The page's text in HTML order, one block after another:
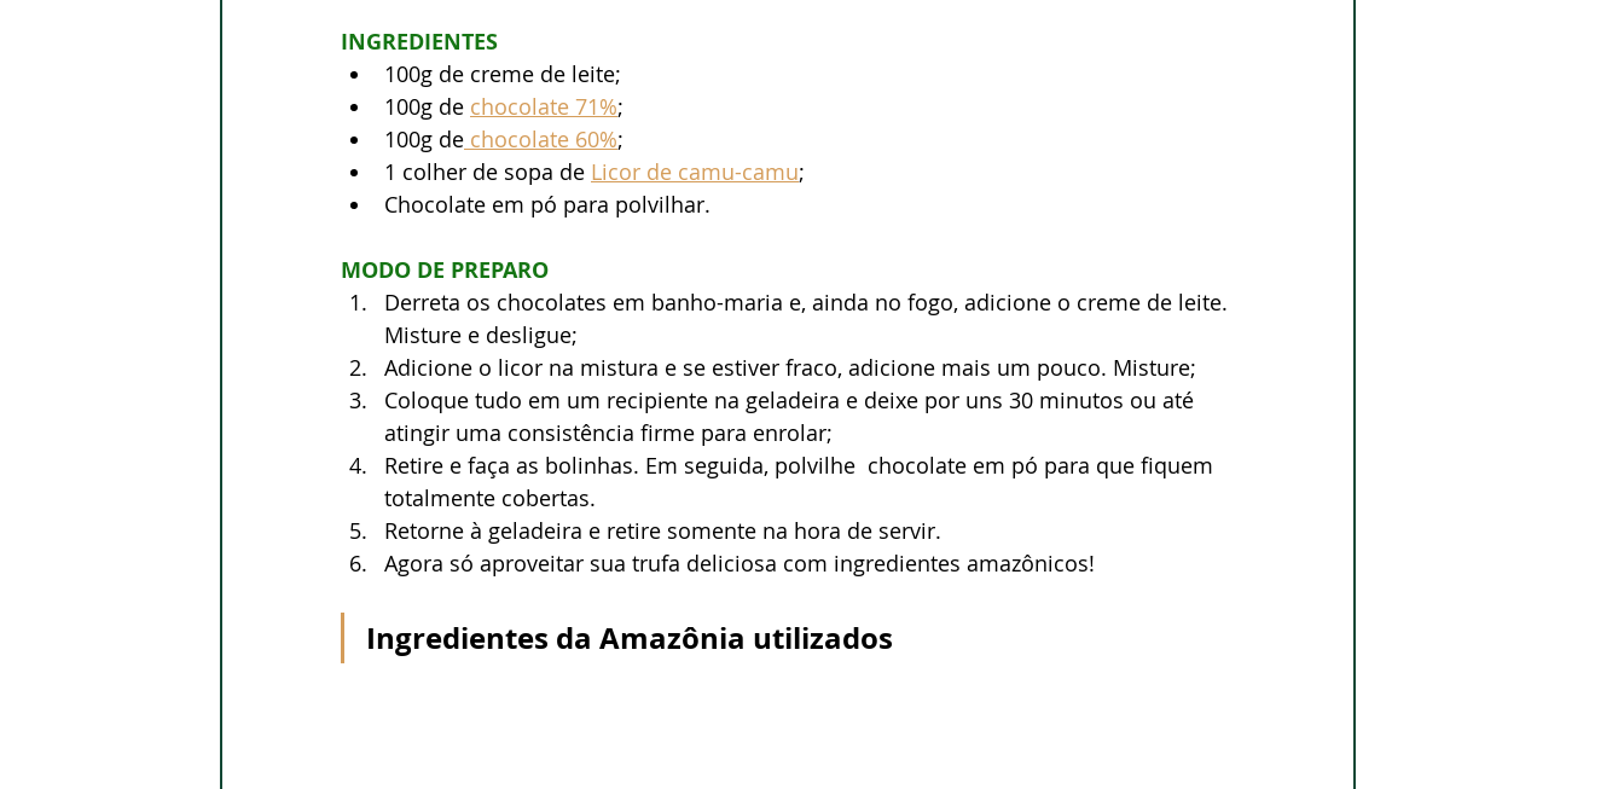
INGREDIENTES
100g de creme de leite;
100g de chocolate 71%;
100g de chocolate 60%;
1 colher de sopa de Licor de camu-camu;
Chocolate em pó para polvilhar.
MODO DE PREPARO
Derreta os chocolates em banho-maria e, ainda no fogo, adicione o creme de leite.
Misture e desligue;
Adicione o licor na mistura e se estiver fraco, adicione mais um pouco. Misture;
Coloque tudo em um recipiente na geladeira e deixe por uns 30 minutos ou até
atingir uma consistência firme para enrolar;
Retire e faça as bolinhas. Em seguida, polvilhe  chocolate em pó para que fiquem
totalmente cobertas.
Retorne à geladeira e retire somente na hora de servir.
Agora só aproveitar sua trufa deliciosa com ingredientes amazônicos!
Ingredientes da Amazônia utilizados